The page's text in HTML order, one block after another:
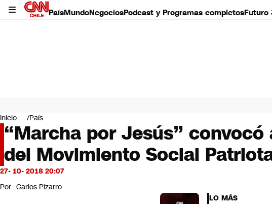
PaísMundoNegociosPodcast y Programas completosFuturo
Mundo
Negocios
Deportes
Programas completos
Cultura
Servicios
Bits
CNN Data
Inicio País
“Marcha por Jesús”
del Movimiento Social
27- 10- 2018 20:07
Por Carlos Pizarro
LO MÁS